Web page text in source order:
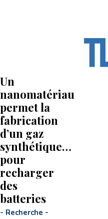
Un
nanomatériau
permet la
fabrication
d’un gaz
synthétique…
pour
recharger
des
batteries
- Recherche -